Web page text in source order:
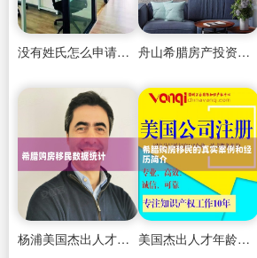
没有姓氏怎么申请希腊永居呢 舟山希腊房产投资公司招聘
杨浦美国杰出人才移民办理公司地址电话 美国杰出人才年龄范围